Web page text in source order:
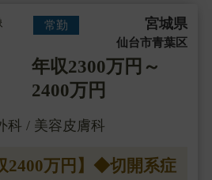
常勤 宮城県
仙台市青葉区
年収2300万円～
2400万円
科 / 美容皮膚科
2400万円】◆切開系症